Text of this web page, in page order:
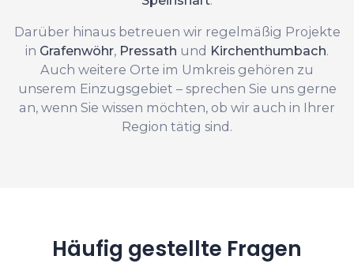
Darüber hinaus betreuen wir regelmäßig Projekte
in Grafenwöhr, Pressath und Kirchenthumbach.
Auch weitere Orte im Umkreis gehören zu
unserem Einzugsgebiet – sprechen Sie uns gerne
an, wenn Sie wissen möchten, ob wir auch in Ihrer
Region tätig sind.
Häufig gestellte Fragen